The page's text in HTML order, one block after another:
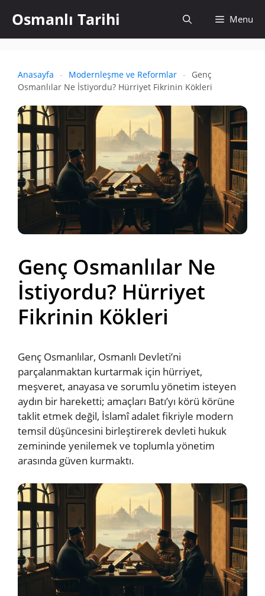
atlaOsmanlı Tarihi Menu
Aramayı
Anasayfa - Modernleşme ve Reformlar -
Genç
Osmanlılar Ne İstiyordu? Hürriyet Fikrinin Kökleri
Genç Osmanlılar Ne
İstiyordu? Hürriyet
Fikrinin Kökleri
Genç Osmanlılar, Osmanlı Devleti’ni
parçalanmaktan kurtarmak için hürriyet,
meşveret, anayasa ve sorumlu yönetim isteyen
aydın bir hareketti; amaçları Batı’yı körü körüne
taklit etmek değil, İslamî adalet fikriyle modern
temsil düşüncesini birleştirerek devleti hukuk
zemininde yenilemek ve toplumla yönetim
arasında güven kurmaktı.